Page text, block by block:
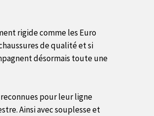
rigide comme les Euro
de qualité et si
désormais toute une
pour leur ligne
Ainsi avec souplesse et